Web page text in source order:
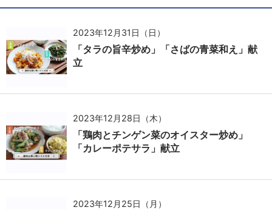
2023年12月31日（日）
「タラの旨辛炒め」「さばの青菜和え」献
立
2023年12月28日（木）
「鶏肉とチンゲン菜のオイスター炒め」
「カレーポテサラ」献立
2023年12月25日（月）